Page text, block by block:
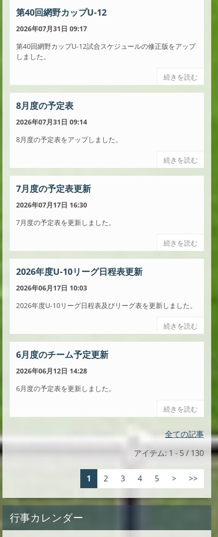
第40回網野カップU-12
2026年07月31日 09:17
第40回網野カップU-12試合スケジュールの修正版をアップ
しました。
続きを読む
8月度の予定表
2026年07月31日 09:14
8月度の予定表をアップしました。
続きを読む
7月度の予定表更新
2026年07月17日 16:30
7月度の予定表を更新しました。
続きを読む
2026年度U-10リーグ日程表更新
2026年06月17日 10:03
2026年度U-10リーグ日程表及びリーグ表を更新しました。
続きを読む
6月度のチーム予定更新
2026年06月12日 14:28
6月度の予定表を更新しました。
続きを読む
全ての記事
アイテム: 1 - 5 / 130
1 2 3 4 5 > >>
行事カレンダー